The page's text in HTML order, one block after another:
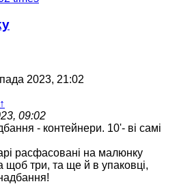
2023, 21:02
↑
09:02
- контейнери. 10'- ві самі
расфасовані на малюнку
щоб три, та ще й в упаковці,